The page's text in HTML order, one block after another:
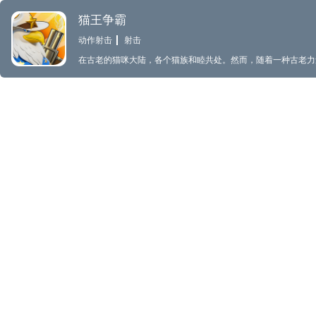
猫王争霸
动作射击
射击